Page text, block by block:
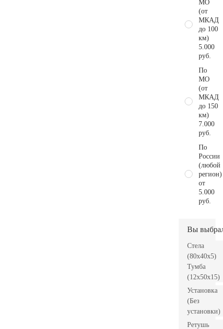
МО
(от
МКАД
до 100
км)
5.000
руб.
По
МО
(от
МКАД
до 150
км)
7.000
руб.
По
России
(любой
регион)
от
5.000
руб.
Вы
Стела
(80x40x5)
Тумба
(12x50x15)
Установка
(Без
установки)
Ретушь